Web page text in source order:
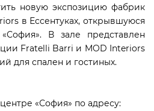
новую экспозицию фабрик
в Ессентуках, открывшуюся
В зале представлен
Fratelli Barri и MOD Interiors
для спален и гостиных.
«София» по адресу: